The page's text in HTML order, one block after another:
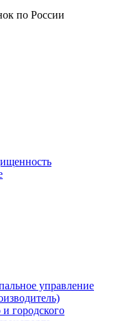
по России
управление
городского